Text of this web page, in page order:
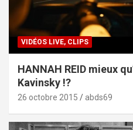
VIDÉOS LIVE, CLIPS
HANNAH REID mieux
Kavinsky !?
26 octobre 2015 abds69